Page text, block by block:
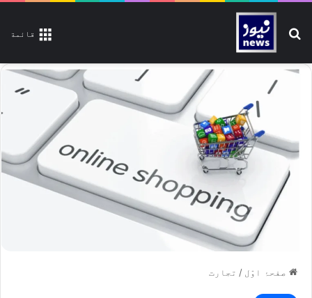
قائمة تلاش کیجیے
صفحۂ اوّل / تجارت